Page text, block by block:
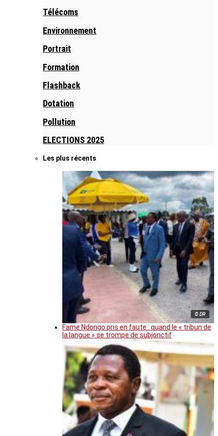
Télécoms
Environnement
Portrait
Formation
Flashback
Dotation
Pollution
ELECTIONS 2025
Les plus récents
© DR
Fame Ndongo pris en faute : quand le « tribun de
la langue » se trompe de subjonctif